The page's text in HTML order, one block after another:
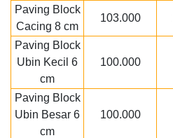
Paving Block
Cacing 8 cm
103.000
Paving Block
Ubin Kecil 6
cm
100.000
Paving Block
Ubin Besar 6
cm
100.000